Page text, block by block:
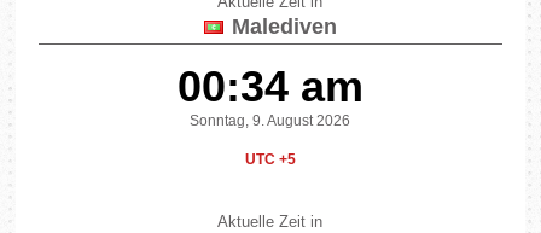
Malediven
00:34 am
Sonntag, 9. August 2026
UTC +5
Aktuelle Zeit in